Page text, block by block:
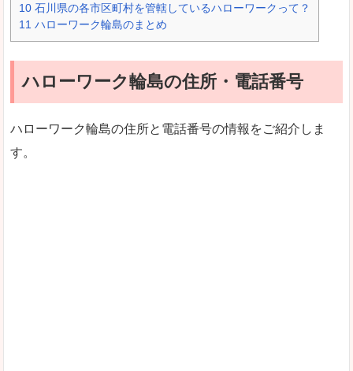
10 石川県の各市区町村を管轄しているハローワークって？
11 ハローワーク輪島のまとめ
ハローワーク輪島の住所・電話番号
ハローワーク輪島の住所と電話番号の情報をご紹介しま
す。